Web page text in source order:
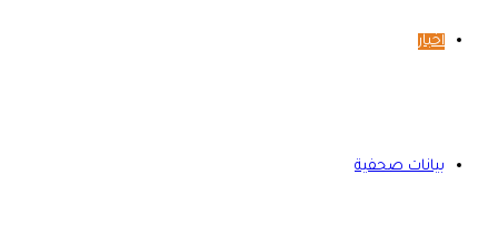
أخبار
بيانات صحفية